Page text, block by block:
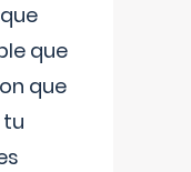
que
que